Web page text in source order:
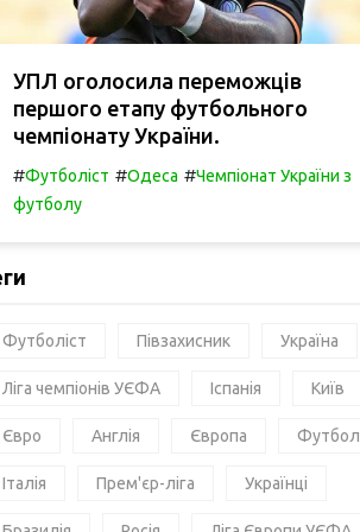
УПЛ оголосила переможців
першого етапу футбольного
чемпіонату України.
#Футболіст #Одеса #Чемпіонат України з
футболу
Футболіст Півзахисник Україна
Ліга чемпіонів УЄФА Іспанія Київ
Євро Англія Європа Футбол
Італія Прем'єр-ліга Українці